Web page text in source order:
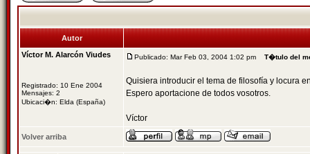
Autor
Víctor M. Alarcón Viudes
Registrado: 10 Ene 2004
Mensajes: 2
Ubicaci�n: Elda (España)
Publicado: Mar Feb 03, 2004 1:02 pm T�tulo del
Quisiera introducir el tema de filosofía y locura
Espero aportacione de todos vosotros.
Víctor
Volver arriba